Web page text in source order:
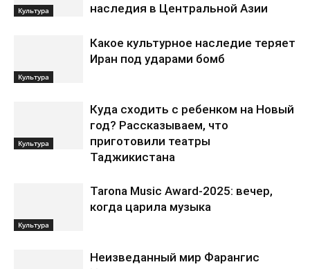
Культура
наследия в Центральной Азии
Культура
Какое культурное наследие теряет
Иран под ударами бомб
Культура
Куда сходить с ребенком на Новый
год? Рассказываем, что
приготовили театры
Таджикистана
Культура
Tarona Music Award-2025: вечер,
когда царила музыка
Неизведанный мир Фарангис